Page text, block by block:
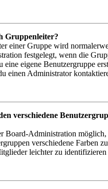
Gruppenleiter?
einer Gruppe wird
festgelegt, wenn die
eine eigene Benutzergruppe
einen Administrator
verschiedene
Board-Administration möglich,
verschiedene Farben
leichter zu identifizieren